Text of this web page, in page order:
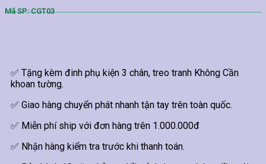
Mã SP: CGT03
✅ Tặng kèm đinh phụ kiện 3 chân, treo tranh Không Cần
khoan tường.
✅ Giao hàng chuyển phát nhanh tận tay trên toàn quốc.
✅ Miễn phí ship với đơn hàng trên 1.000.000đ
✅ Nhận hàng kiểm tra trước khi thanh toán.